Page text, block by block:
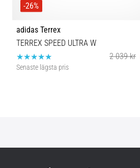
-26%
adidas Terrex
TERREX SPEED ULTRA W
2 039 kr
Senaste lägsta pris